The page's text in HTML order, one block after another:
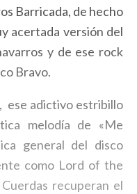
Barricada, de hecho
acertada versión del
y de ese rock
Bravo.
ese adictivo estribillo
melodía de «Me
general del disco
como Lord of the
recuperan el